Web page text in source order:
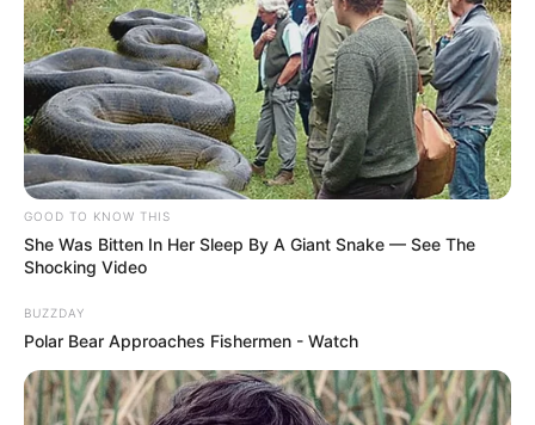
GOOD TO KNOW THIS
She Was Bitten In Her Sleep By A Giant Snake — See The
Shocking Video
BUZZDAY
Polar Bear Approaches Fishermen - Watch